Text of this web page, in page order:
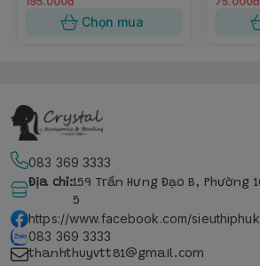
Chọn mua
083 369 3333
Địa chỉ:159 Trần Hưng Đạo B, Phường
5
https://www.facebook.com/
083 369 3333
thanhthuyvtt81@gmail.com